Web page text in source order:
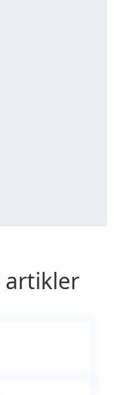
artikler